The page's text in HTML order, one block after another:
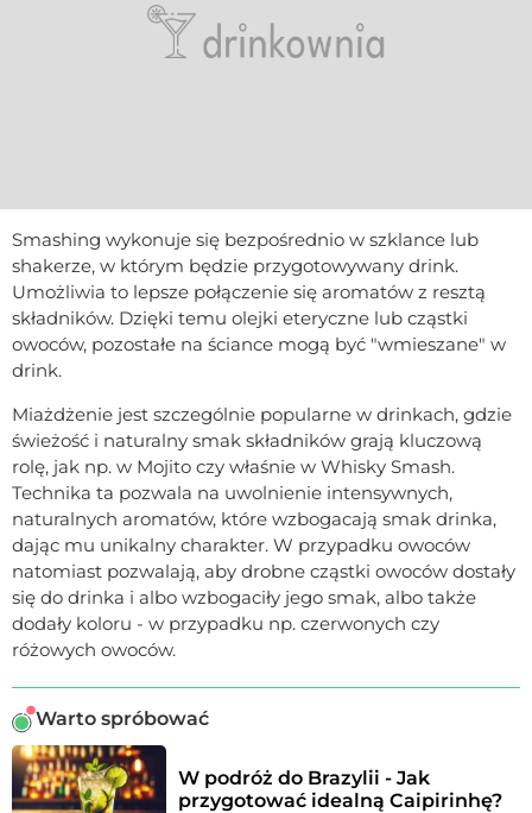
Smashing wykonuje się bezpośrednio w szklance lub
shakerze, w którym będzie przygotowywany drink.
Umożliwia to lepsze połączenie się aromatów z resztą
składników. Dzięki temu olejki eteryczne lub cząstki
owoców, pozostałe na ściance mogą być "wmieszane" w
drink.
Miażdżenie jest szczególnie popularne w drinkach, gdzie
świeżość i naturalny smak składników grają kluczową
rolę, jak np. w Mojito czy właśnie w Whisky Smash.
Technika ta pozwala na uwolnienie intensywnych,
naturalnych aromatów, które wzbogacają smak drinka,
dając mu unikalny charakter. W przypadku owoców
natomiast pozwalają, aby drobne cząstki owoców dostały
się do drinka i albo wzbogaciły jego smak, albo także
dodały koloru - w przypadku np. czerwonych czy
różowych owoców.
Warto spróbować
W podróż do Brazylii - Jak
przygotować idealną Caipirinhę?